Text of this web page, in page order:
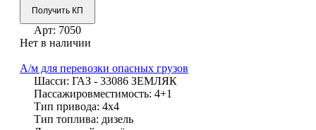
Получить КП
Арт: 7050
Нет в наличии
А/м для перевозки опасных грузов
Шасси: ГАЗ - 33086 ЗЕМЛЯК
Пассажировместимость: 4+1
Тип привода: 4х4
Тип топлива: дизель